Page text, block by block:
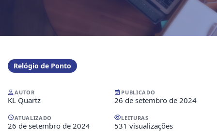
Relógio de Ponto
AUTOR
KL Quartz
PUBLICADO
26 de setembro de 2024
ATUALIZADO
26 de setembro de 2024
LEITURAS
531 visualizações